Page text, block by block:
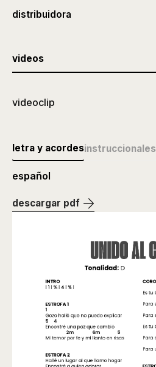
distribuidora
videos
videoclip
letra y acordesinstruccionales
español
descargar pdf